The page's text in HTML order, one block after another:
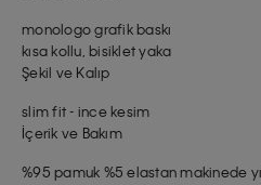
monologo grafik baskı
kısa kollu, bisiklet yaka
Şekil ve Kalıp
slim fit - ince kesim
İçerik ve Bakım
%95 pamuk %5 elastan makinede